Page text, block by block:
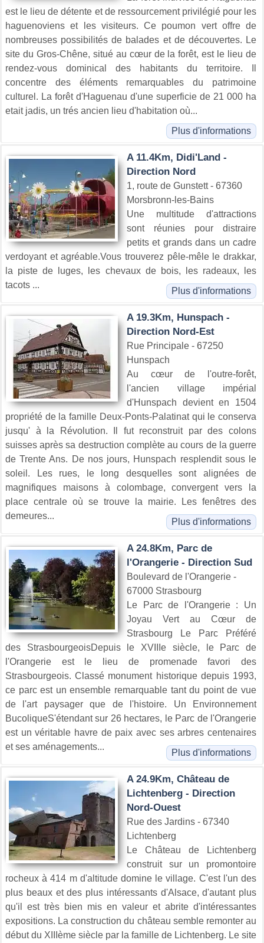
est le lieu de détente et de ressourcement privilégié pour les
haguenoviens et les visiteurs. Ce poumon vert offre de
nombreuses possibilités de balades et de découvertes. Le
site du Gros-Chêne, situé au cœur de la forêt, est le lieu de
rendez-vous dominical des habitants du territoire. Il
concentre des éléments remarquables du patrimoine
culturel. La forêt d'Haguenau d'une superficie de 21 000 ha
etait jadis, un trés ancien lieu d'habitation où...
Plus d'informations
A 11.4Km, Didi'Land -
Direction Nord
1, route de Gunstett - 67360
Morsbronn-les-Bains
Une multitude d'attractions
sont réunies pour distraire
petits et grands dans un cadre
verdoyant et agréable.Vous trouverez pêle-mêle le drakkar,
la piste de luges, les chevaux de bois, les radeaux, les
tacots ...
Plus d'informations
A 19.3Km, Hunspach -
Direction Nord-Est
Rue Principale - 67250
Hunspach
Au cœur de l'outre-forêt,
l'ancien village impérial
d'Hunspach devient en 1504
propriété de la famille Deux-Ponts-Palatinat qui le conserva
jusqu' à la Révolution. Il fut reconstruit par des colons
suisses après sa destruction complète au cours de la guerre
de Trente Ans. De nos jours, Hunspach resplendit sous le
soleil. Les rues, le long desquelles sont alignées de
magnifiques maisons à colombage, convergent vers la
place centrale où se trouve la mairie. Les fenêtres des
demeures...
Plus d'informations
A 24.8Km, Parc de
l'Orangerie - Direction Sud
Boulevard de l'Orangerie -
67000 Strasbourg
Le Parc de l'Orangerie : Un
Joyau Vert au Cœur de
Strasbourg Le Parc Préféré
des StrasbourgeoisDepuis le XVIIIe siècle, le Parc de
l'Orangerie est le lieu de promenade favori des
Strasbourgeois. Classé monument historique depuis 1993,
ce parc est un ensemble remarquable tant du point de vue
de l'art paysager que de l'histoire. Un Environnement
BucoliqueS'étendant sur 26 hectares, le Parc de l'Orangerie
est un véritable havre de paix avec ses arbres centenaires
et ses aménagements...
Plus d'informations
A 24.9Km, Château de
Lichtenberg - Direction
Nord-Ouest
Rue des Jardins - 67340
Lichtenberg
Le Château de Lichtenberg
construit sur un promontoire
rocheux à 414 m d'altitude domine le village. C'est l'un des
plus beaux et des plus intéressants d'Alsace, d'autant plus
qu'il est très bien mis en valeur et abrite d'intéressantes
expositions. La construction du château semble remonter au
début du XIIIème siècle par la famille de Lichtenberg. Le site